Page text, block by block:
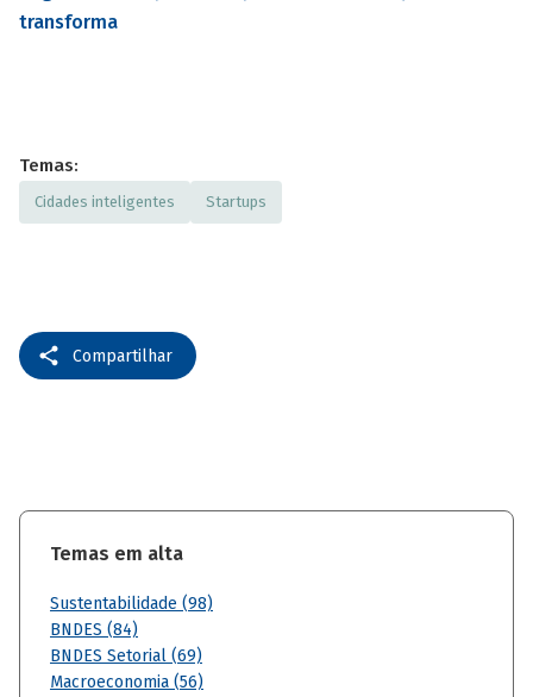
transforma
Temas:
Cidades inteligentes Startups
Compartilhar
Temas em alta
Sustentabilidade (98)
BNDES (84)
BNDES Setorial (69)
Macroeconomia (56)